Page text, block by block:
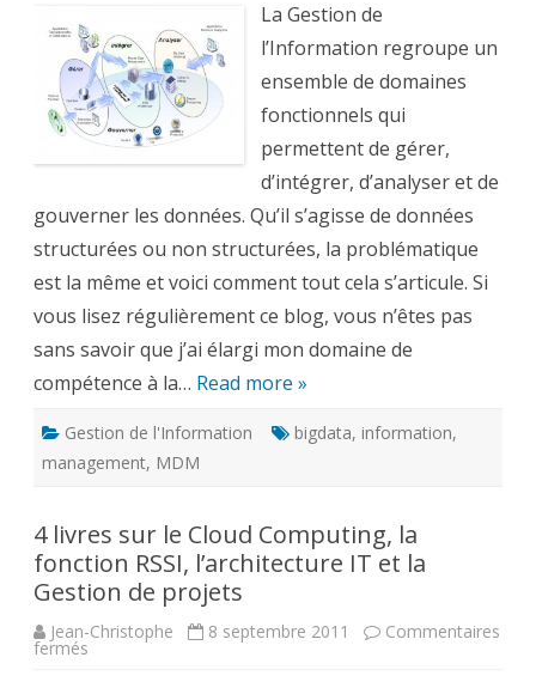
intégrer,
analyser
et
gouverner
les
données
La Gestion de
l’Information regroupe un
ensemble de domaines
fonctionnels qui
permettent de gérer,
d’intégrer, d’analyser et de
gouverner les données. Qu’il s’agisse de données
structurées ou non structurées, la problématique
est la même et voici comment tout cela s’articule. Si
vous lisez régulièrement ce blog, vous n’êtes pas
sans savoir que j’ai élargi mon domaine de
compétence à la… Read more »
Gestion de l'Information bigdata, information,
management, MDM
4 livres sur le Cloud Computing, la
fonction RSSI, l’architecture IT et la
Gestion de projets
Jean-Christophe 8 septembre 2011 Commentaires
fermés